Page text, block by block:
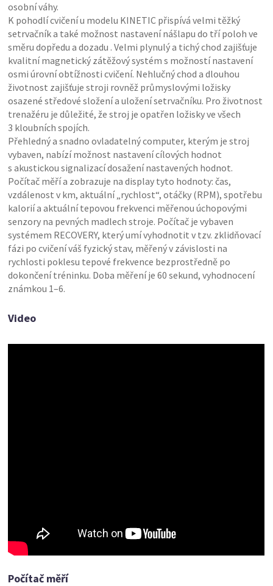
osobní váhy.
K pohodlí cvičení u modelu KINETIC přispívá velmi těžký
setrvačník a také možnost nastavení nášlapu do tří poloh ve
směru dopředu a dozadu . Velmi plynulý a tichý chod zajišťuje
kvalitní magnetický zátěžový systém s možností nastavení
osmi úrovní obtížnosti cvičení. Nehlučný chod a dlouhou
životnost zajišťuje stroji rovněž průmyslovými ložisky
osazené středové složení a uložení setrvačníku. Pro životnost
trenažéru je důležité, že stroj je opatřen ložisky ve všech
3 kloubních spojích.
Přehledný a snadno ovladatelný computer, kterým je stroj
vybaven, nabízí možnost nastavení cílových hodnot
s akustickou signalizací dosažení nastavených hodnot.
Počítač měří a zobrazuje na display tyto hodnoty: čas,
vzdálenost v km, aktuální „rychlost“, otáčky (RPM), spotřebu
kalorií a aktuální tepovou frekvenci měřenou úchopovými
senzory na pevných madlech stroje. Počítač je vybaven
systémem RECOVERY, který umí vyhodnotit v tzv. zklidňovací
fázi po cvičení váš fyzický stav, měřený v závislosti na
rychlosti poklesu tepové frekvence bezprostředně po
dokončení tréninku. Doba měření je 60 sekund, vyhodnocení
známkou 1–6.
Video
Počítač měří